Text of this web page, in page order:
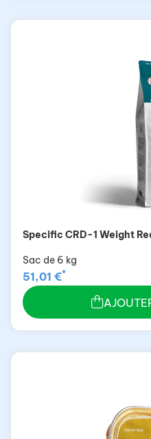
Specific CRD-1 Weight
Sac de 6 kg
51,01 €*